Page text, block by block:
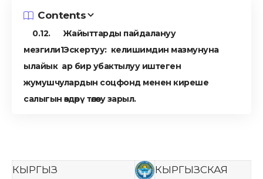
Contents
2. Жайыттарды пайдалануу
мезгили Эскертуу: келишимдин мазмунуна
ылайык ар бир убактылуу иштеген
жумушчулардын соцфонд менен киреше
салыгын өздөрү төлөөсу зарыл.
КЫРГЫЗ
КЫРГЫЗСКАЯ